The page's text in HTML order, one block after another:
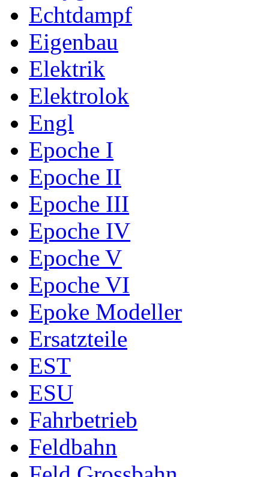
Echtdampf
Eigenbau
Elektrik
Elektrolok
Engl
Epoche I
Epoche II
Epoche III
Epoche IV
Epoche V
Epoche VI
Epoke Modeller
Ersatzteile
EST
ESU
Fahrbetrieb
Feldbahn